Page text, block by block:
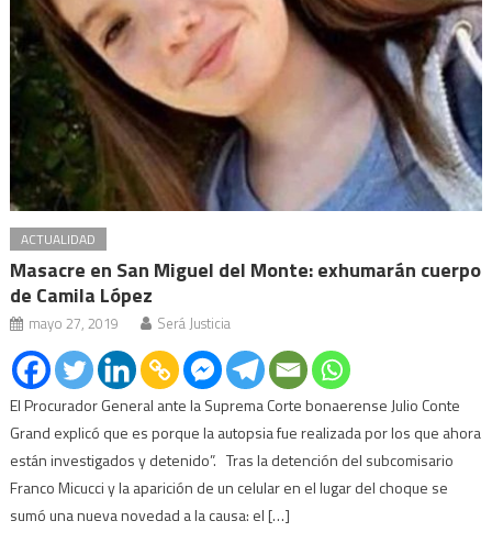
ACTUALIDAD
Masacre en San Miguel del Monte: exhumarán cuerpo
de Camila López
mayo 27, 2019 Será Justicia
El Procurador General ante la Suprema Corte bonaerense Julio Conte
Grand explicó que es porque la autopsia fue realizada por los que ahora
están investigados y detenido”. Tras la detención del subcomisario
Franco Micucci y la aparición de un celular en el lugar del choque se
sumó una nueva novedad a la causa: el […]